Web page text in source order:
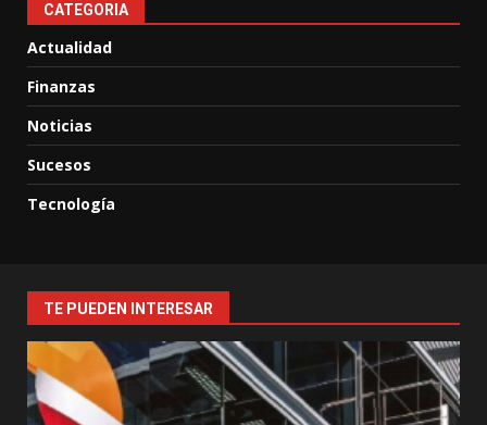
CATEGORIA
Actualidad
Finanzas
Noticias
Sucesos
Tecnología
TE PUEDEN INTERESAR